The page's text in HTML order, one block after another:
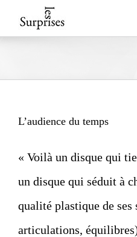
to
L’audience du temps
« Voilà un disque qui
un disque qui séduit à
qualité plastique de
articulations,